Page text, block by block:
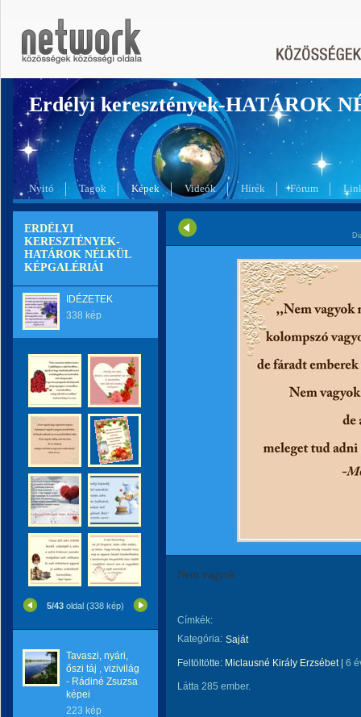
Erdélyi keresztények-HATÁROK
Nyitó Tagok Képek Videók Hírek Fórum
ERDÉLYI
KERESZTÉNYEK-
HATÁROK NÉLKÜL
KÉPGALÉRIÁI
IDÉZETEK
338 kép
5/43 oldal (338 kép)
Tavaszi, nyári,
őszi táj , vizivilág
- Rádiné Zsuzsa
képei
223 kép
Nem vagyok
Címkék:
Kategória: Saját
Feltöltötte: Miclausné Király Erzsébet| 6
Látta 285 ember.